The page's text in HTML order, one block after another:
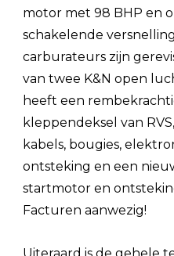
motor met 98 BHP en
schakelende
carburateurs zijn
van twee K&N open
heeft een
kleppendeksel van
kabels, bougies,
ontsteking en een
startmotor en
Facturen aanwezig!